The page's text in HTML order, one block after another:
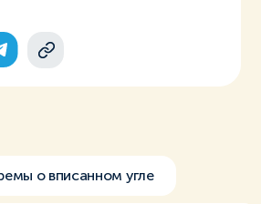
о вписанном угле